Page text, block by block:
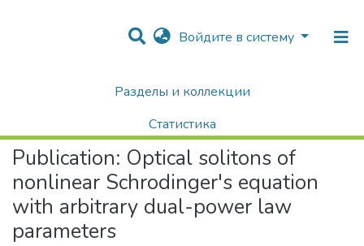
Войдите в систему
Разделы и коллекции
Статистика
Поиск
Научные публикации / Препринты
Publication: Optical solitons of
nonlinear Schrodinger's equation
with arbitrary dual-power law
parameters